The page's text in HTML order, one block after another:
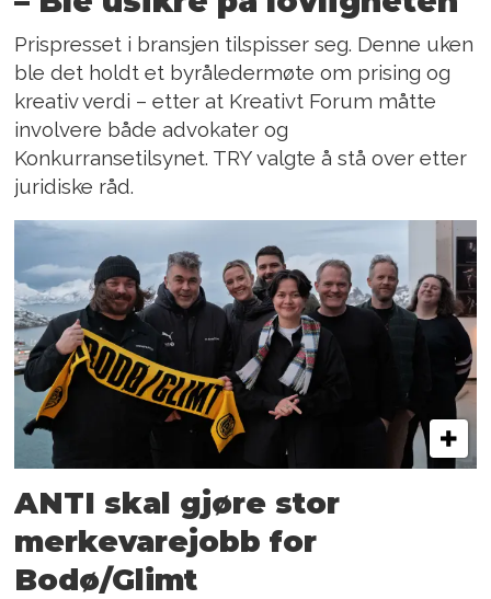
Prispresset i bransjen tilspisser seg. Denne uken
ble det holdt et byråledermøte om prising og
kreativ verdi – etter at Kreativt Forum måtte
involvere både advokater og
Konkurransetilsynet. TRY valgte å stå over etter
juridiske råd.
ANTI skal gjøre stor
merkevarejobb for
Bodø/Glimt